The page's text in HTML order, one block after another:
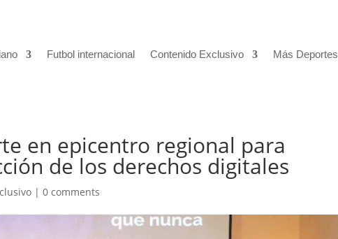
Futbol internacional Contenido Exclusivo Más Deportes
en epicentro regional para
de los derechos digitales
|0 comments